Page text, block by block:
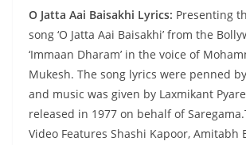
O Jatta Aai Baisakhi Lyrics: Presenting
song ‘O Jatta Aai Baisakhi’ from the
‘Immaan Dharam’ in the voice of
Mukesh. The song lyrics were penned
and music was given by Laxmikant
released in 1977 on behalf of
Video Features Shashi Kapoor, Amitabh